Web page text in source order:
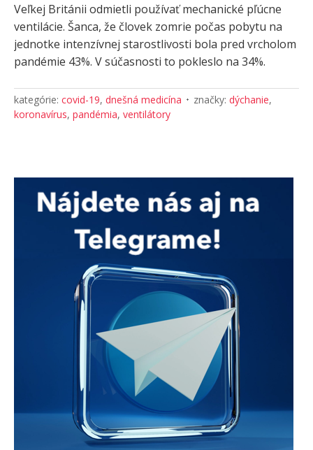
Veľkej Británii odmietli používať mechanické pľúcne
ventilácie. Šanca, že človek zomrie počas pobytu na
jednotke intenzívnej starostlivosti bola pred vrcholom
pandémie 43%. V súčasnosti to pokleslo na 34%.
kategórie: covid-19, dnešná medicína značky: dýchanie,
koronavírus, pandémia, ventilátory